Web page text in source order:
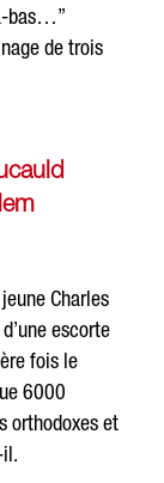
bas…”
de trois
Charles
escorte
fois le
6000
orthodoxes et